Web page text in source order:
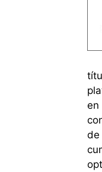
en
de